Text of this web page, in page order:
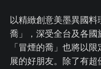
以精緻創意美墨異國
喬」，深受全台及各
「冒煙的喬」也將以
展的好朋友。除了有